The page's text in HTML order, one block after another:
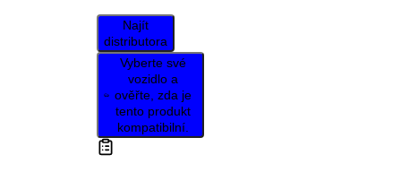
Najít
distributora
Vyberte své
vozidlo a
ověřte, zda je
tento produkt
kompatibilní.